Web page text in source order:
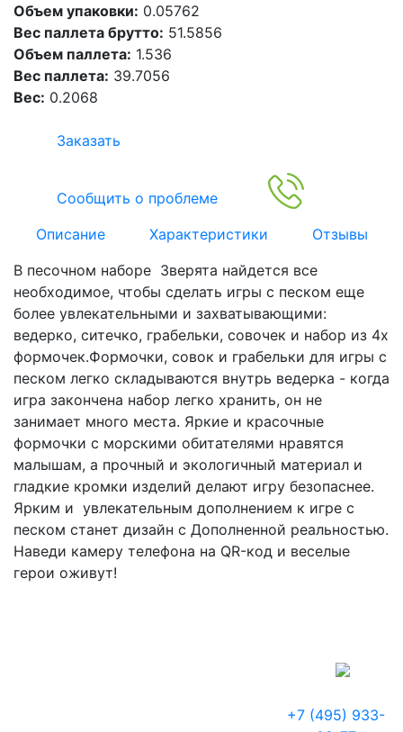
Объем упаковки: 0.05762
Вес паллета брутто: 51.5856
Объем паллета: 1.536
Вес паллета: 39.7056
Вес: 0.2068
Заказать
Сообщить о проблеме
Описание
Характеристики
Отзывы
В песочном наборе Зверята найдется все
необходимое, чтобы сделать игры с песком еще
более увлекательными и захватывающими:
ведерко, ситечко, грабельки, совочек и набор из 4х
формочек.Формочки, совок и грабельки для игры с
песком легко складываются внутрь ведерка - когда
игра закончена набор легко хранить, он не
занимает много места. Яркие и красочные
формочки с морскими обитателями нравятся
малышам, а прочный и экологичный материал и
гладкие кромки изделий делают игру безопаснее.
Ярким и увлекательным дополнением к игре с
песком станет дизайн с Дополненной реальностью.
Наведи камеру телефона на QR-код и веселые
герои оживут!
+7 (495) 933-